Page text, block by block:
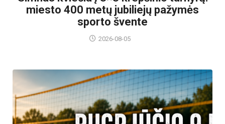
miesto 400 metų jubiliejų pažymės
sporto švente
2026-08-05